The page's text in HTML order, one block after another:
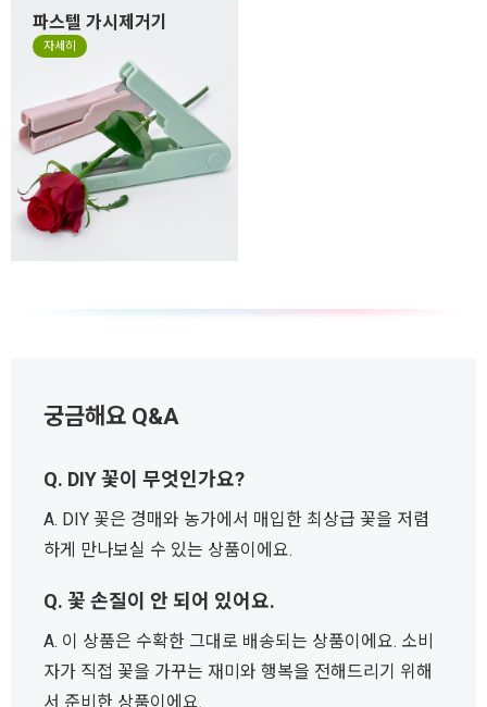
파스텔 가시제거기
자세히
궁금해요 Q&A
Q. DIY 꽃이 무엇인가요?
A. DIY 꽃은 경매와 농가에서 매입한 최상급 꽃을 저렴
하게 만나보실 수 있는 상품이에요.
Q. 꽃 손질이 안 되어 있어요.
A. 이 상품은 수확한 그대로 배송되는 상품이에요. 소비
자가 직접 꽃을 가꾸는 재미와 행복을 전해드리기 위해
서 준비한 상품이에요.